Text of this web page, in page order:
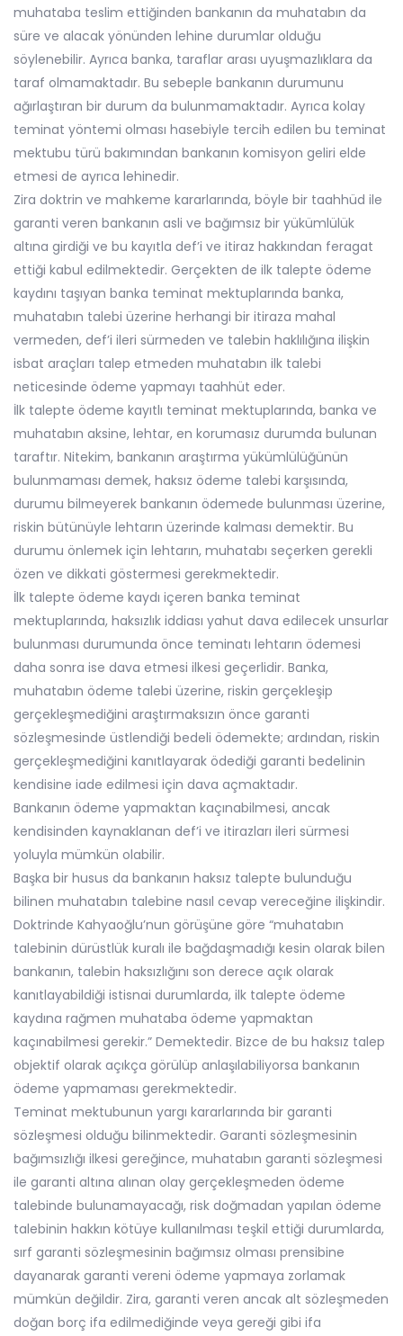
muhataba teslim ettiğinden bankanın da muhatabın da
süre ve alacak yönünden lehine durumlar olduğu
söylenebilir. Ayrıca banka, taraflar arası uyuşmazlıklara da
taraf olmamaktadır. Bu sebeple bankanın durumunu
ağırlaştıran bir durum da bulunmamaktadır. Ayrıca kolay
teminat yöntemi olması hasebiyle tercih edilen bu teminat
mektubu türü bakımından bankanın komisyon geliri elde
etmesi de ayrıca lehinedir.
Zira doktrin ve mahkeme kararlarında, böyle bir taahhüd ile
garanti veren bankanın asli ve bağımsız bir yükümlülük
altına girdiği ve bu kayıtla def’i ve itiraz hakkından feragat
ettiği kabul edilmektedir. Gerçekten de ilk talepte ödeme
kaydını taşıyan banka teminat mektuplarında banka,
muhatabın talebi üzerine herhangi bir itiraza mahal
vermeden, def’i ileri sürmeden ve talebin haklılığına ilişkin
isbat araçları talep etmeden muhatabın ilk talebi
neticesinde ödeme yapmayı taahhüt eder.
İlk talepte ödeme kayıtlı teminat mektuplarında, banka ve
muhatabın aksine, lehtar, en korumasız durumda bulunan
taraftır. Nitekim, bankanın araştırma yükümlülüğünün
bulunmaması demek, haksız ödeme talebi karşısında,
durumu bilmeyerek bankanın ödemede bulunması üzerine,
riskin bütünüyle lehtarın üzerinde kalması demektir. Bu
durumu önlemek için lehtarın, muhatabı seçerken gerekli
özen ve dikkati göstermesi gerekmektedir.
İlk talepte ödeme kaydı içeren banka teminat
mektuplarında, haksızlık iddiası yahut dava edilecek unsurlar
bulunması durumunda önce teminatı lehtarın ödemesi
daha sonra ise dava etmesi ilkesi geçerlidir. Banka,
muhatabın ödeme talebi üzerine, riskin gerçekleşip
gerçekleşmediğini araştırmaksızın önce garanti
sözleşmesinde üstlendiği bedeli ödemekte; ardından, riskin
gerçekleşmediğini kanıtlayarak ödediği garanti bedelinin
kendisine iade edilmesi için dava açmaktadır.
Bankanın ödeme yapmaktan kaçınabilmesi, ancak
kendisinden kaynaklanan def’i ve itirazları ileri sürmesi
yoluyla mümkün olabilir.
Başka bir husus da bankanın haksız talepte bulunduğu
bilinen muhatabın talebine nasıl cevap vereceğine ilişkindir.
Doktrinde Kahyaoğlu’nun görüşüne göre “muhatabın
talebinin dürüstlük kuralı ile bağdaşmadığı kesin olarak bilen
bankanın, talebin haksızlığını son derece açık olarak
kanıtlayabildiği istisnai durumlarda, ilk talepte ödeme
kaydına rağmen muhataba ödeme yapmaktan
kaçınabilmesi gerekir.” Demektedir. Bizce de bu haksız talep
objektif olarak açıkça görülüp anlaşılabiliyorsa bankanın
ödeme yapmaması gerekmektedir.
Teminat mektubunun yargı kararlarında bir garanti
sözleşmesi olduğu bilinmektedir. Garanti sözleşmesinin
bağımsızlığı ilkesi gereğince, muhatabın garanti sözleşmesi
ile garanti altına alınan olay gerçekleşmeden ödeme
talebinde bulunamayacağı, risk doğmadan yapılan ödeme
talebinin hakkın kötüye kullanılması teşkil ettiği durumlarda,
sırf garanti sözleşmesinin bağımsız olması prensibine
dayanarak garanti vereni ödeme yapmaya zorlamak
mümkün değildir. Zira, garanti veren ancak alt sözleşmeden
doğan borç ifa edilmediğinde veya gereği gibi ifa